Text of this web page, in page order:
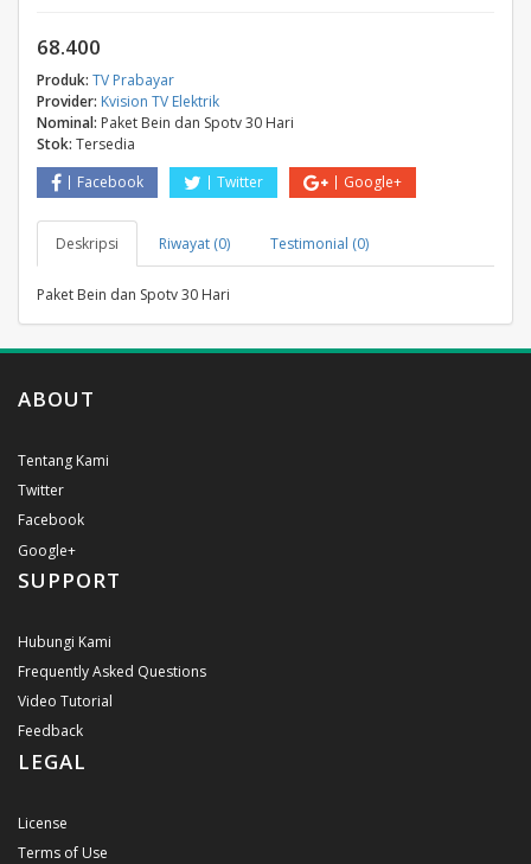
68.400
Produk: TV Prabayar
Provider: Kvision TV Elektrik
Nominal: Paket Bein dan Spotv 30 Hari
Stok: Tersedia
Facebook
Twitter Google+
Deskripsi Riwayat (0) Testimonial (0)
Paket Bein dan Spotv 30 Hari
ABOUT
Tentang Kami
Twitter
Facebook
Google+
SUPPORT
Hubungi Kami
Frequently Asked Questions
Video Tutorial
Feedback
LEGAL
License
Terms of Use